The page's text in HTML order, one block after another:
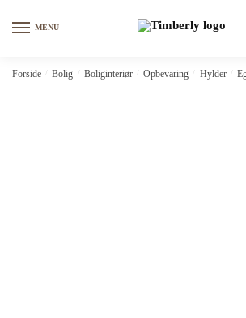
MENU
Forside Bolig Boliginteriør Opbevaring Hylder